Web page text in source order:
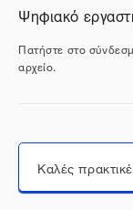
Ψηφιακό
Πατήστε στο
αρχείο.
Μεταπήδηση